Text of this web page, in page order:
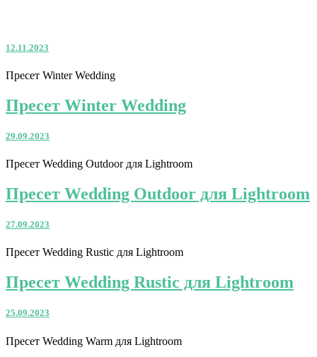
12.11.2023
Пресет Winter Wedding
Пресет Winter Wedding
29.09.2023
Пресет Wedding Outdoor для Lightroom
Пресет Wedding Outdoor для Lightroom
27.09.2023
Пресет Wedding Rustic для Lightroom
Пресет Wedding Rustic для Lightroom
25.09.2023
Пресет Wedding Warm для Lightroom